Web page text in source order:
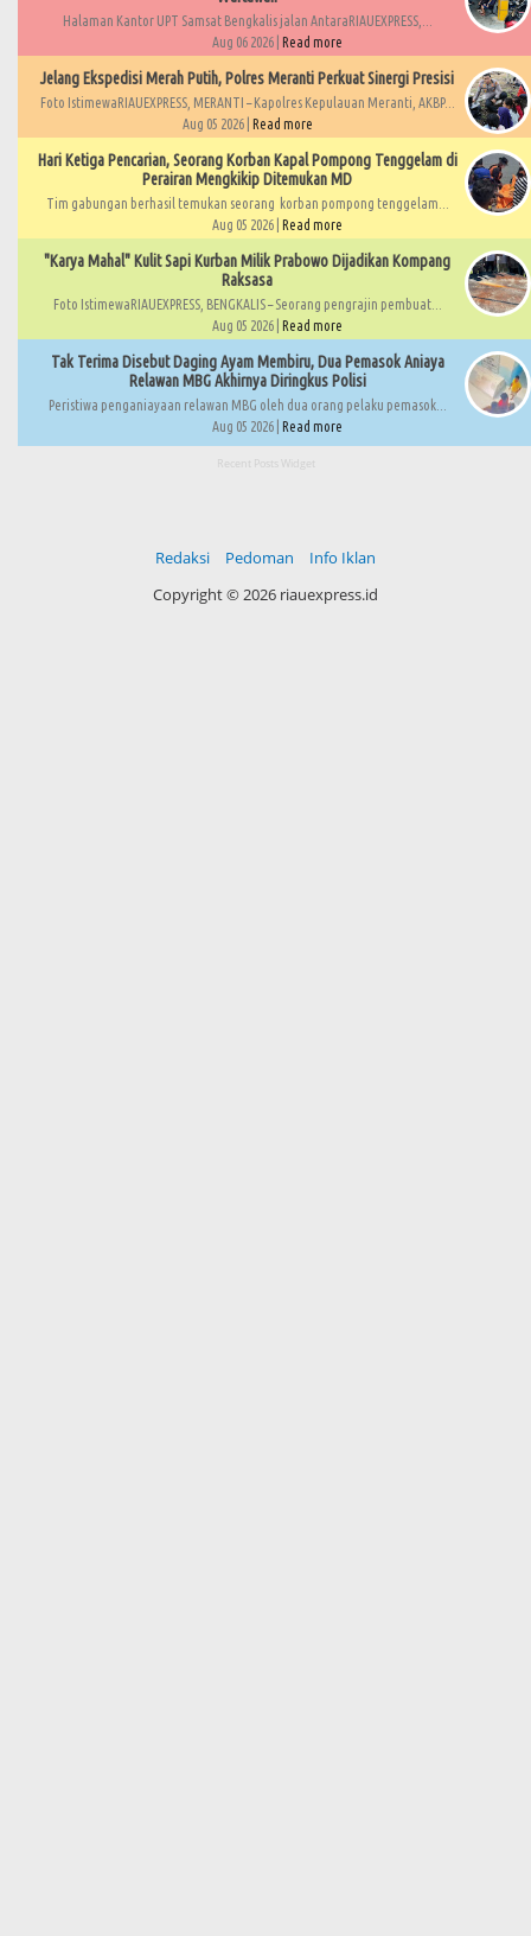
Halaman Kantor UPT Samsat Bengkalis jalan AntaraRIAUEXPRESS,...
Aug 06 2026 | Read more
Jelang Ekspedisi Merah Putih, Polres Meranti Perkuat Sinergi Presisi
Foto IstimewaRIAUEXPRESS, MERANTI – Kapolres Kepulauan Meranti, AKBP...
Aug 05 2026 | Read more
Hari Ketiga Pencarian, Seorang Korban Kapal Pompong Tenggelam di
Perairan Mengkikip Ditemukan MD
Tim gabungan berhasil temukan seorang korban pompong tenggelam...
Aug 05 2026 | Read more
"Karya Mahal" Kulit Sapi Kurban Milik Prabowo Dijadikan Kompang
Raksasa
Foto IstimewaRIAUEXPRESS, BENGKALIS – Seorang pengrajin pembuat...
Aug 05 2026 | Read more
Tak Terima Disebut Daging Ayam Membiru, Dua Pemasok Aniaya
Relawan MBG Akhirnya Diringkus Polisi
Peristiwa penganiayaan relawan MBG oleh dua orang pelaku pemasok...
Aug 05 2026 | Read more
Recent Posts Widget
Redaksi Pedoman
Info Iklan
Copyright © 2026 riauexpress.id